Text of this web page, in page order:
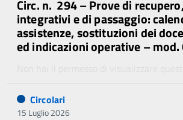
Circ. n. 294 – Prove di
integrativi e di passaggio:
assistenze, sostituzioni dei
ed indicazioni operative – mod.
Circolari
15 Luglio 2026